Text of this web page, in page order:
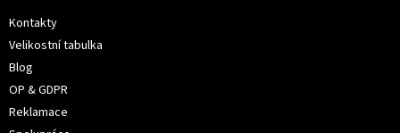
Kontakty
Velikostní tabulka
Blog
OP & GDPR
Reklamace